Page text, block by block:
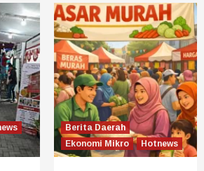
Berita Daerah
Ekonomi Mikro
Hotnews